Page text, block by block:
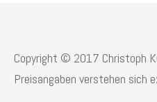
Copyright © 2017 Christoph
Preisangaben verstehen sich